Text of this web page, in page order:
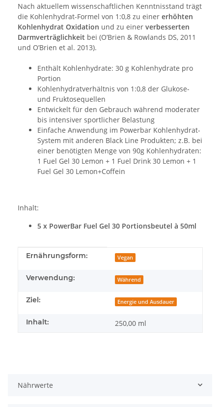
Nach aktuellem wissenschaftlichen Kenntnisstand trägt
die Kohlenhydrat-Formel von 1:0,8 zu einer erhöhten
Kohlenhydrat Oxidation und zu einer verbesserten
Darmverträglichkeit bei (O’Brien & Rowlands DS, 2011
und O’Brien et al. 2013).
Enthält Kohlenhydrate: 30 g Kohlenhydrate pro
Portion
Kohlenhydratverhältnis von 1:0,8 der Glukose-
und Fruktosequellen
Entwickelt für den Gebrauch während moderater
bis intensiver sportlicher Belastung
Einfache Anwendung im Powerbar Kohlenhydrat-
System mit anderen Black Line Produkten; z.B. bei
einer benötigten Menge von 90g Kohlenhydraten:
1 Fuel Gel 30 Lemon + 1 Fuel Drink 30 Lemon + 1
Fuel Gel 30 Lemon+Coffein
Inhalt:
5 x PowerBar Fuel Gel 30 Portionsbeutel à 50ml
Produkteigenschaft
Wert
Ernährungsform: Vegan
Verwendung: Während
Ziel: Energie und Ausdauer
Inhalt: 250,00 ml
Nährwerte